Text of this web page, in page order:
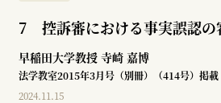
7 控訴審における事実誤認の
早稲田大学教授 寺崎 嘉博
法学教室2015年3月号（別冊）（414号）掲載
2024.11.15